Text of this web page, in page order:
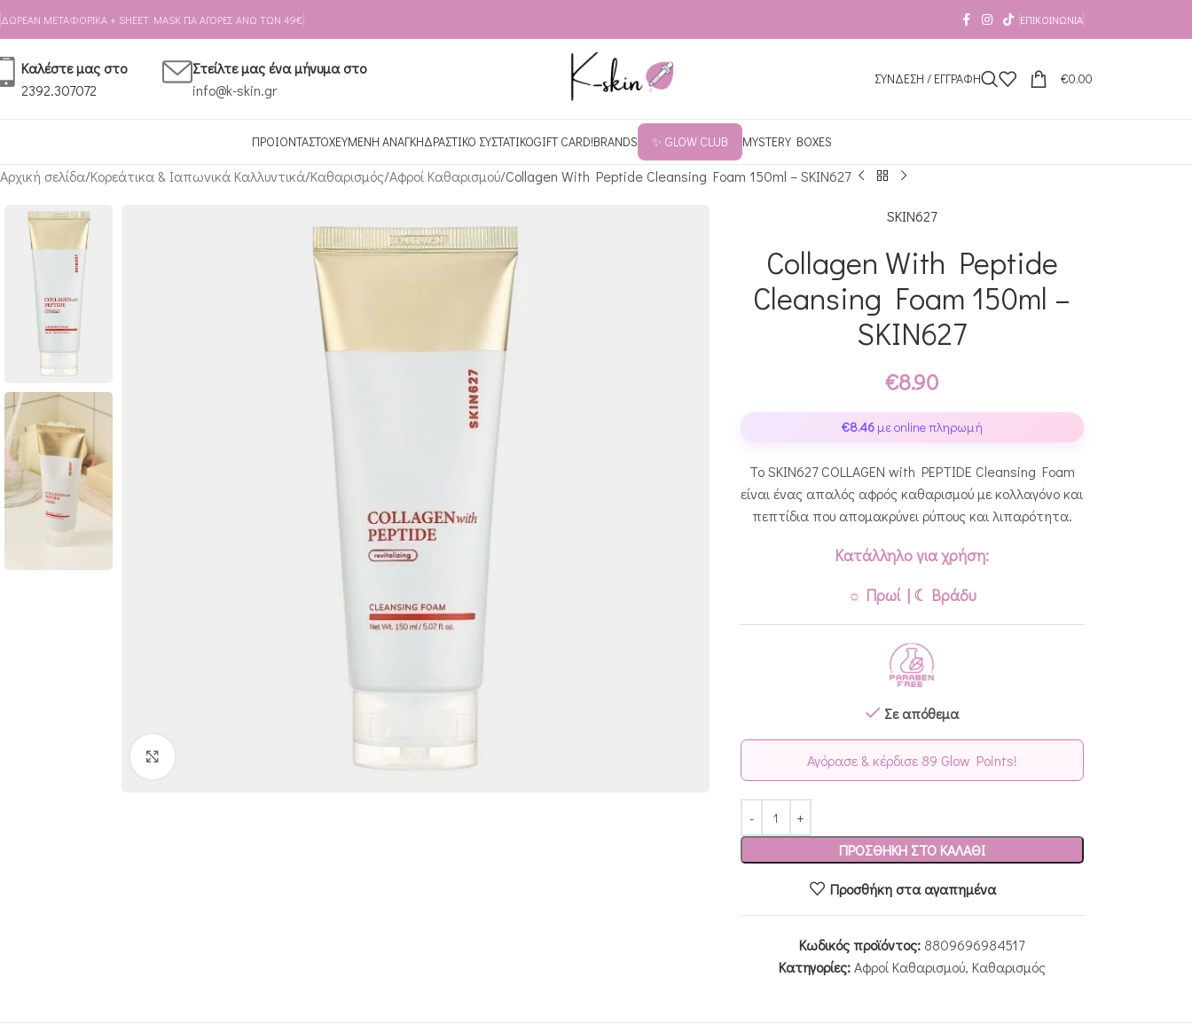
Skip to navigation
Skip to main content
ΔΩΡΕΑΝ ΜΕΤΑΦΟΡΙΚΑ + SHEET MASK ΓΙΑ ΑΓΟΡΕΣ ΑΝΩ ΤΩΝ 49€ ΕΠΙΚΟΙΝΩΝΊΑ
Καλέστε μας στο
2392.307072
Στείλτε μας ένα μήνυμα στο
info@k-skin.gr
ΣΥΝΔΕΣΗ / ΕΓΓΡΑΦΗ €0.00
ΠΡΟΙΟΝΤΑΣΤΟΧΕΥΜΕΝΗ ΑΝΑΓΚΗΔΡΑΣΤΙΚΟ ΣΥΣΤΑΤΙΚΟGIFT CARD!BRANDS ✨ GLOW CLUB MYSTERY BOXES
Αρχική σελίδα Κορεάτικα & Ιαπωνικά Καλλυντικά Καθαρισμός Αφροί Καθαρισμού Collagen With Peptide Cleansing Foam 150ml – SKIN627
SKIN627
Collagen With Peptide
Cleansing Foam 150ml –
SKIN627
€8.90
€8.46με online πληρωμή
Το SKIN627 COLLAGEN with PEPTIDE Cleansing Foam
είναι ένας απαλός αφρός καθαρισμού με κολλαγόνο και
πεπτίδια που απομακρύνει ρύπους και λιπαρότητα.
Κατάλληλο για χρήση:
☼ Πρωί | ☾ Βράδυ
Σε απόθεμα
Αγόρασε & κέρδισε 89 Glow Points!
ΠΡΟΣΘΉΚΗ ΣΤΟ ΚΑΛΆΘΙ
Προσθήκη στα αγαπημένα
Κωδικός προϊόντος: 8809696984517
Κατηγορίες: Αφροί Καθαρισμού, Καθαρισμός